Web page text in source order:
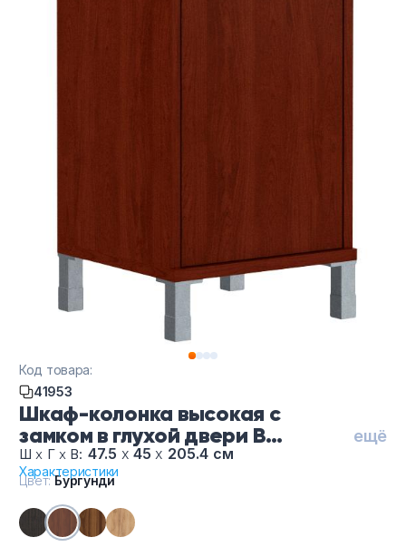
Шкаф-колонка высокая с
замком в глухой двери B
431.7(RZ)-Бу, цвет Бургунди
ещё
Шх Г х В: 47.5 х 45х 205.4 см
Характеристики
Код товара:
41953
Цвет:Бургунди